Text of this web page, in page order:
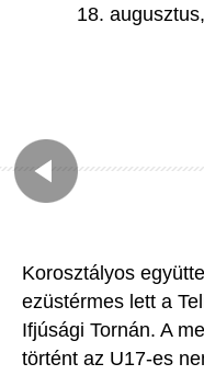
18.
Korosztályos
ezüstérmes lett a
Ifjúsági Tornán. A
történt az U17-es